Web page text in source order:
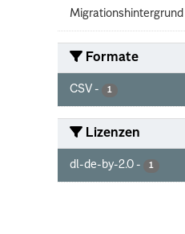
Migrationshintergrund
Formate
CSV - 1
Lizenzen
dl-de-by-2.0 - 1